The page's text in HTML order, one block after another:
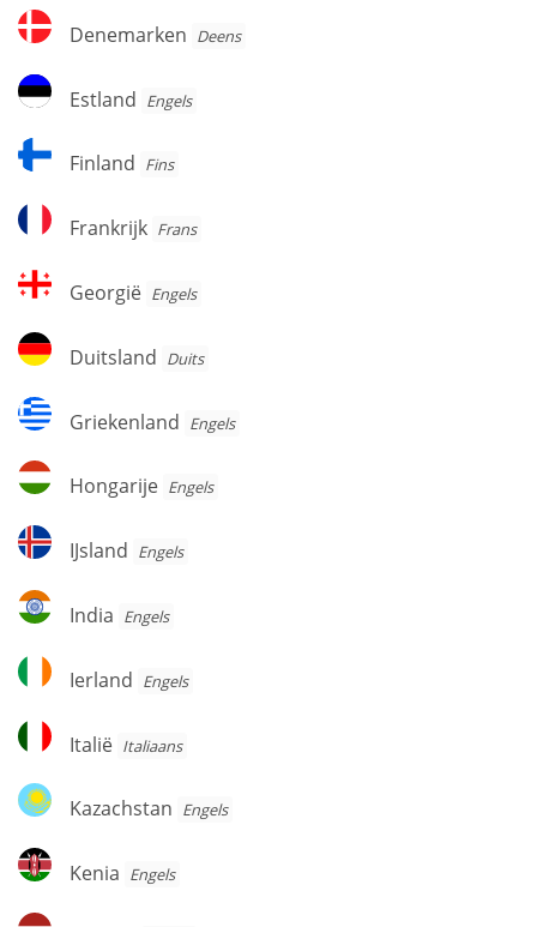
Denemarken
Denemarken Deens
Estland
Estland Engels
Finland
Finland Fins
Frankrijk
Frankrijk Frans
Georgië
Georgië Engels
Duitsland
Duitsland Duits
Griekenland
Griekenland Engels
Hongarije
Hongarije Engels
IJsland
IJsland Engels
India
India Engels
Ierland
Ierland Engels
Italië
Italië Italiaans
Kazachstan
Kazachstan Engels
Kenia
Kenia Engels